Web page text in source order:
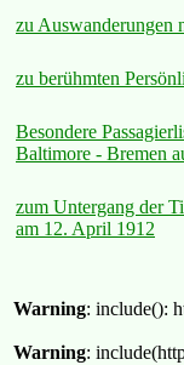
zu Auswanderungen
zu berühmten
Besondere
Baltimore - Bremen
zum Untergang der
am 12. April 1912
Warning: include():
Warning: